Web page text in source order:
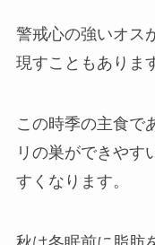
警戒心の強いオス
現すこともありま
この時季の主食で
リの巣ができやす
すくなります。